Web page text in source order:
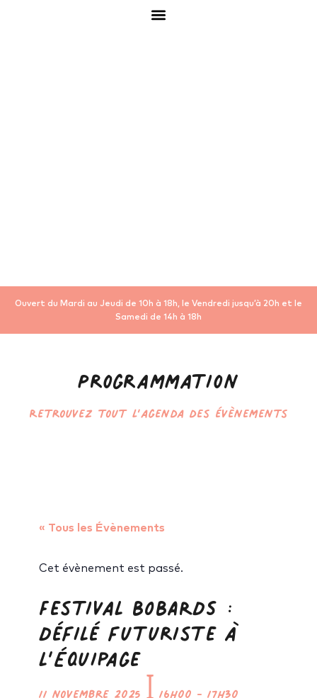
Ouvert du Mardi au Jeudi de 10h à 18h, le Vendredi jusqu’à 20h et le
Samedi de 14h à 18h
Programmation
Retrouvez tout l’agenda des évènements
« Tous les Évènements
Cet évènement est passé.
Festival BOBARDS :
Défilé futuriste à
l’Équipage